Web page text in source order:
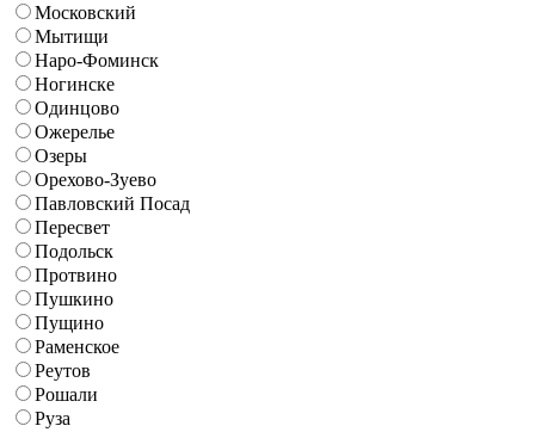
Московский
Мытищи
Наро-Фоминск
Ногинске
Одинцово
Ожерелье
Озеры
Орехово-Зуево
Павловский Посад
Пересвет
Подольск
Протвино
Пушкино
Пущино
Раменское
Реутов
Рошали
Руза